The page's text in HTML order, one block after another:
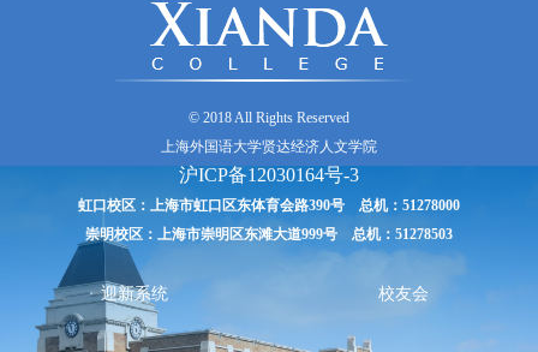
© 2018 All Rights Reserved
上海外国语大学贤达经济人文学院
沪ICP备12030164号-3
虹口校区：上海市虹口区东体育会路390号 总机：51278000
崇明校区：上海市崇明区东滩大道999号 总机：51278503
迎新系统 校友会